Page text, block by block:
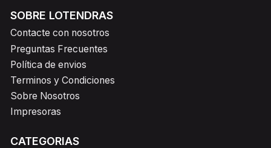
SOBRE LOTENDRAS
Contacte con nosotros
Preguntas Frecuentes
Política de envios
Terminos y Condiciones
Sobre Nosotros
Impresoras
CATEGORIAS